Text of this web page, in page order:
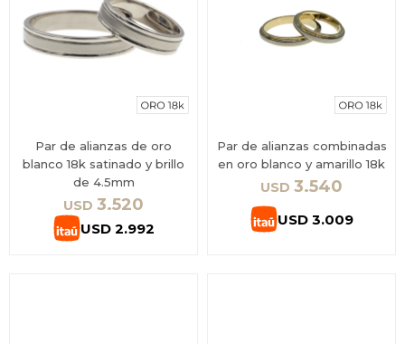
Par de alianzas de oro
blanco 18k satinado y brillo
de 4.5mm
USD 3.520
USD 2.992
Par de alianzas combinadas
en oro blanco y amarillo 18k
USD 3.540
USD 3.009